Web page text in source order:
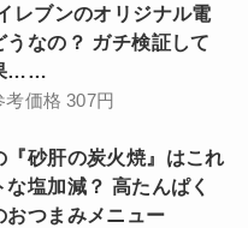
レブンのオリジナル電
うなの？ ガチ検証して
……
考価格 307円
『砂肝の炭火焼』はこれ
な塩加減？ 高たんぱく
おつまみメニュー